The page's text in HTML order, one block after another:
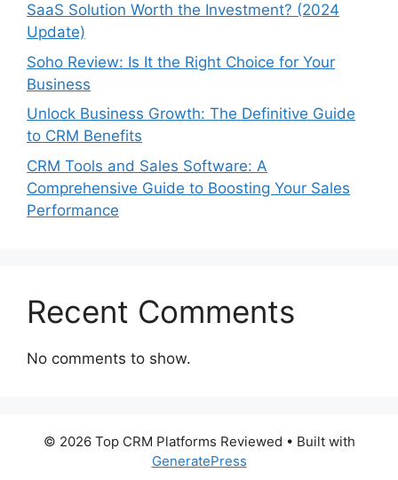
SaaS Solution Worth the Investment? (2024
Update)
Soho Review: Is It the Right Choice for Your
Business
Unlock Business Growth: The Definitive Guide
to CRM Benefits
CRM Tools and Sales Software: A
Comprehensive Guide to Boosting Your Sales
Performance
Recent Comments
No comments to show.
© 2026 Top CRM Platforms Reviewed • Built with
GeneratePress